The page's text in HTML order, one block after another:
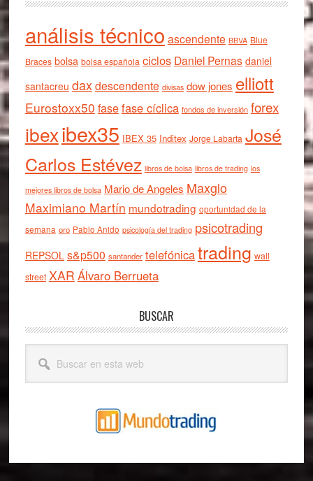
análisis técnico ascendente BBVA Blue
Braces bolsa bolsa española ciclos Daniel Pernas daniel
santacreu daxdescendente divisas dow jones elliott
Eurostoxx50 fasefase cíclica fondos de inversión forex
ibexibex35 IBEX 35 Inditex Jorge Labarta José
Carlos Estévez libros de bolsa libros de trading los
mejores libros de bolsa Mario de Angeles Maxglo
Maximiano Martín mundotrading oportunidad de la
semana oro Pablo Anido psicología del trading psicotrading
REPSOL s&p500 santander telefónicatrading wall
street XAR Álvaro Berrueta
BUSCAR
esta